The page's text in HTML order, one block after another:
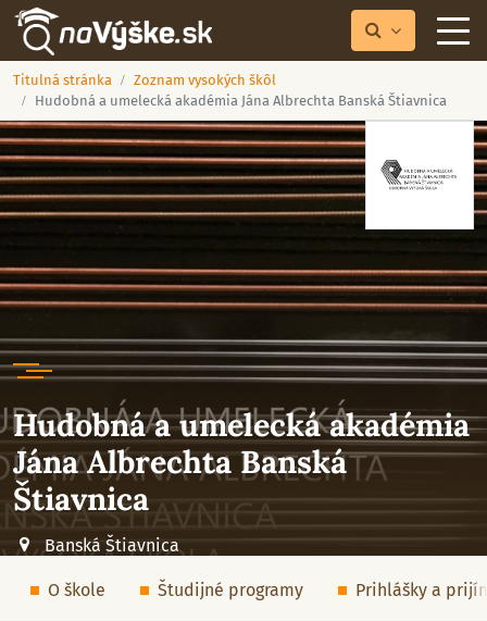
Titulná stránka
Zoznam vysokých škôl
Hudobná a umelecká akadémia Jána Albrechta Banská Štiavnica
Hudobná a umelecká akadémia
Jána Albrechta Banská
Štiavnica
Banská Štiavnica
O škole Študijné programy Prihlášky a